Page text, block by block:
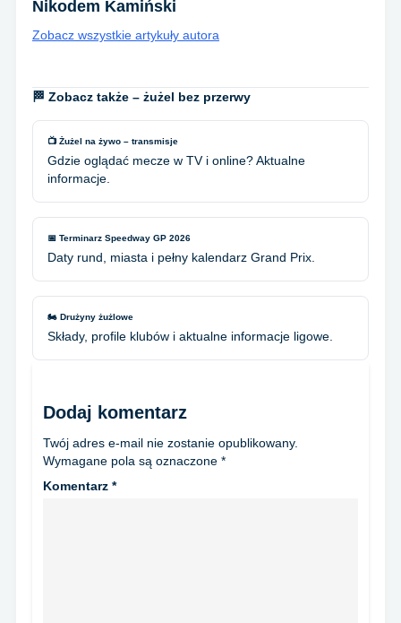
Nikodem Kamiński
Zobacz wszystkie artykuły autora
🏁 Zobacz także – żużel bez przerwy
📺 Żużel na żywo – transmisje
Gdzie oglądać mecze w TV i online? Aktualne
informacje.
📅 Terminarz Speedway GP 2026
Daty rund, miasta i pełny kalendarz Grand Prix.
🏍️ Drużyny żużlowe
Składy, profile klubów i aktualne informacje ligowe.
Dodaj komentarz
Twój adres e-mail nie zostanie opublikowany.
Wymagane pola są oznaczone *
Komentarz *